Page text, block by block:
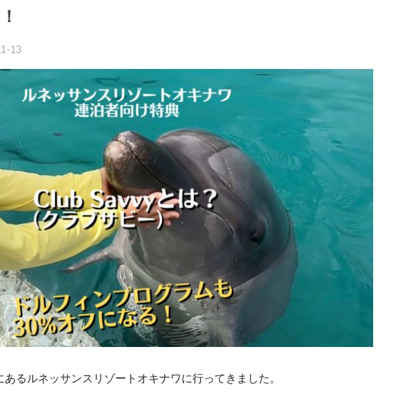
13
るルネッサンスリゾートオキナワに行ってきました。